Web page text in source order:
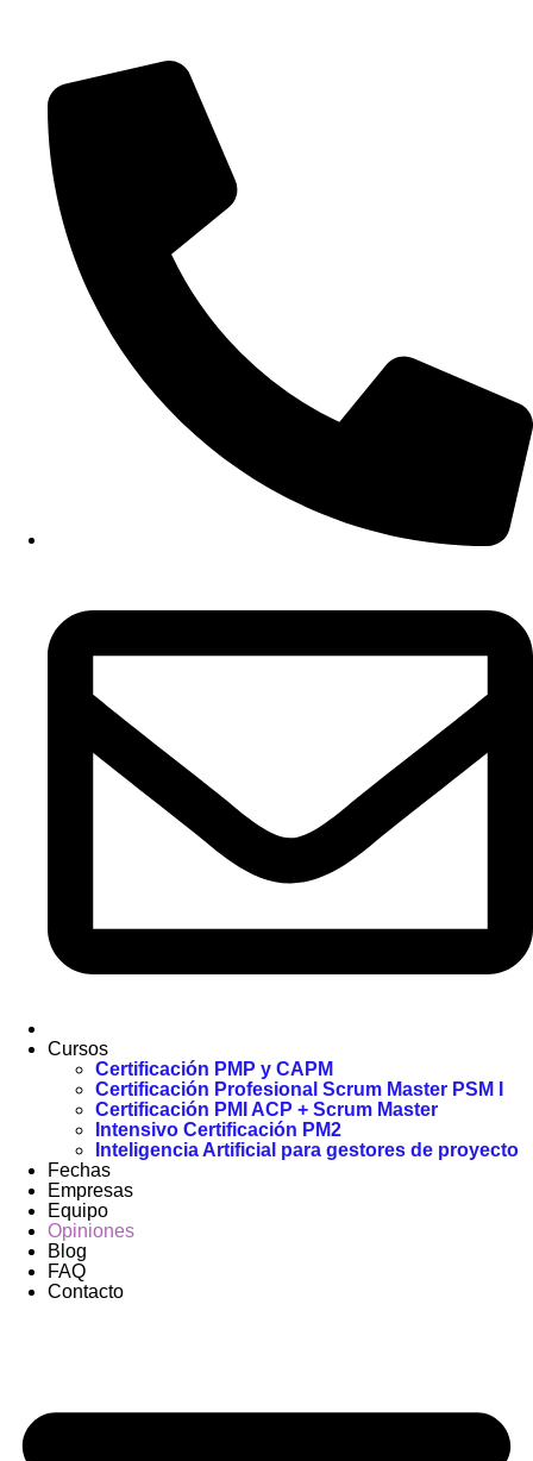
Cursos
Certificación PMP y CAPM
Certificación Profesional Scrum Master PSM I
Certificación PMI ACP + Scrum Master
Intensivo Certificación PM2
Inteligencia Artificial para gestores de proyecto
Fechas
Empresas
Equipo
Opiniones
Blog
FAQ
Contacto